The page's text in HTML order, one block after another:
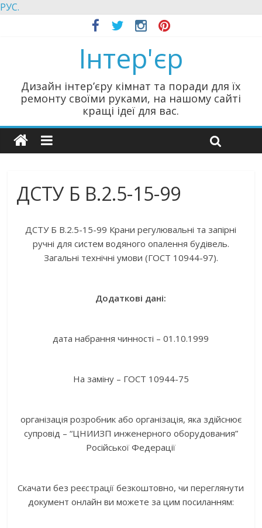
РУС.
Інтер'єр
Дизайн інтер’єру кімнат та поради для їх
ремонту своїми руками, на нашому сайті
кращі ідеї для вас.
ДСТУ Б В.2.5-15-99
ДСТУ Б В.2.5-15-99 Крани регулювальні та запірні
ручні для систем водяного опалення будівель.
Загальні технічні умови (ГОСТ 10944-97).
Додаткові дані:
дата набрання чинності – 01.10.1999
На заміну – ГОСТ 10944-75
організація розробник або організація, яка здійснює
супровід – “ЦНИИЗП инженерного оборудования”
Російської Федерації
Скачати без реєстрації безкоштовно, чи переглянути
документ онлайн ви можете за цим посиланням: